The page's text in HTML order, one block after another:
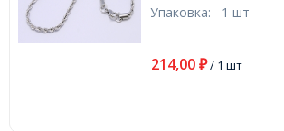
Упаковка: 1 шт
214,00 ₽/ 1 шт